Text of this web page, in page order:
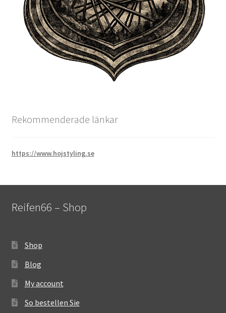
Rekommenderade länkar
https://www.hojstyling.se
Reifen66 – Shop
Shop
Blog
My account
So bestellen Sie